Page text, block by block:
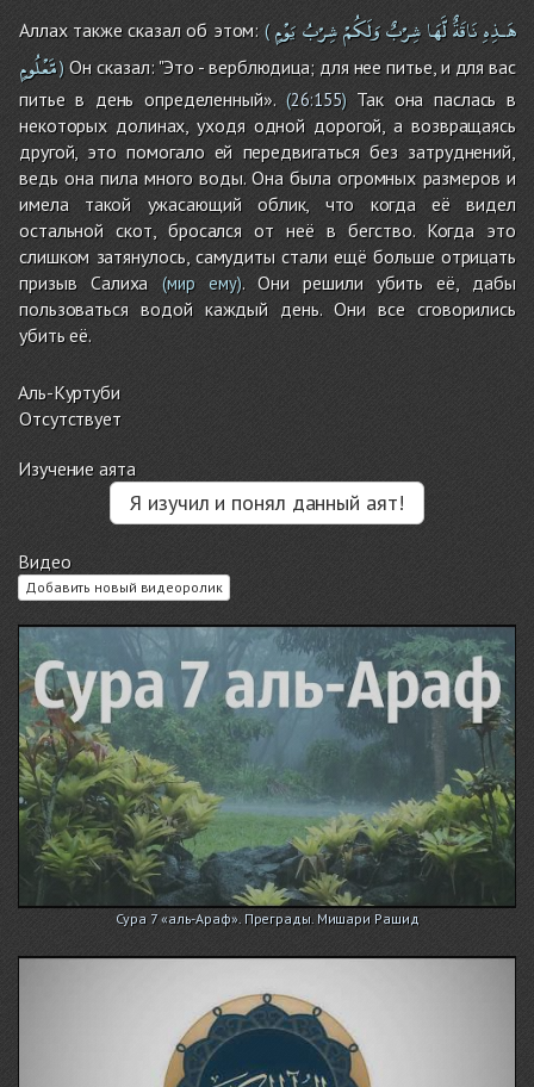
Аллах также сказал об этом: ( هَـذِهِنَاقَةٌلَّهَاشِرْبٌوَلَكُمْشِرْبُيَوْمٍ
مَّعْلُومٍ) Он сказал: "Это - верблюдица; для нее питье, и для вас
питье в день определенный».(26:155)Так она паслась в
некоторых долинах, уходя одной дорогой, а возвращаясь
другой, это помогало ей передвигаться без затруднений,
ведь она пила много воды. Она была огромных размеров и
имела такой ужасающий облик, что когда её видел
остальной скот, бросался от неё в бегство. Когда это
слишком затянулось, самудиты стали ещё больше отрицать
призыв Салиха (мир ему). Они решили убить её, дабы
пользоваться водой каждый день. Они все сговорились
убить её.
Аль-Куртуби
Отсутствует
Изучение аята
Я изучил и понял данный аят!
Видео
Добавить новый видеоролик
Сура 7 «аль-Араф». Преграды. Мишари Рашид